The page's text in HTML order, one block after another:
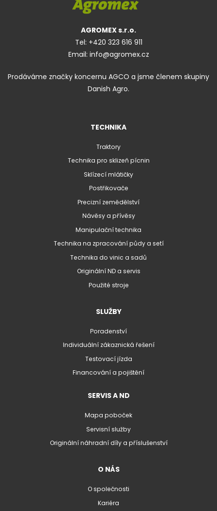
AGROMEX s.r.o.
Tel: +420 323 616 911
Email: info@agromex.cz
Prodáváme značky koncernu AGCO a jsme členem skupiny
Danish Agro.
TECHNIKA
Traktory
Technika pro sklizeň pícnin
Sklízecí mlátičky
Postřikovače
Precizní zemědělství
Návěsy a přívěsy
Manipulační technika
Technika na zpracování půdy a setí
Technika do vinic a sadů
Originální ND a servis
Použité stroje
SLUŽBY
Poradenství
Individuální zákaznická řešení
Testovací jízda
Financování a pojištění
SERVIS A ND
Mapa poboček
Servisní služby
Originální náhradní díly a příslušenství
O NÁS
O společnosti
Kariéra